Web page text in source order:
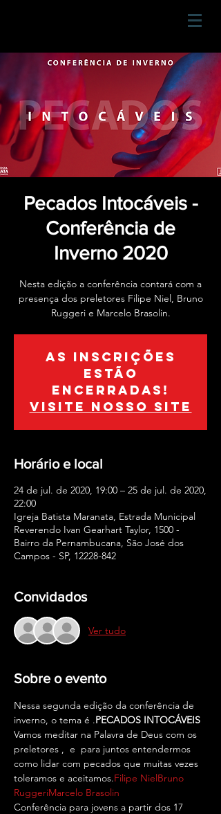
Pecados Intocáveis -
Conferência de
Inverno 2020
Nesta edição a conferência contará com a
presença dos preletores Filipe Niel, Bruno
Ruggeri e Marcelo Brasolin.
As inscrições
estão
encerradas!
Visite nosso site
Horário e local
24 de jul. de 2020, 19:00 – 25 de jul. de 2020,
22:00
Igreja Batista Maranata, Estrada Municipal
Reverendo Ivan Gearhart Taylor, 1500 -
Bairro da Pernambucana, São José dos
Campos - SP, 12228-842
Convidados
Ver tudo
Sobre o evento
Nessa segunda edição da conferência de
inverno, o tema é .PECADOS INTOCÁVEIS
Vamos meditar na Palavra de Deus com os
preletores , e para juntos entendermos
como lidar com pecados que muitas vezes
toleramos e aceitamos.Filipe NielBruno
RuggeriMarcelo Brasolin
Conferência para jovens a partir dos 17